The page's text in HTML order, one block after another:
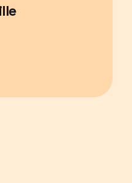
ikkunassa
ikkunassa
uudessa
uudessa